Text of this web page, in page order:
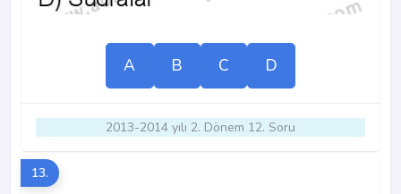
A B C D
2013-2014 yılı 2. Dönem 12. Soru
13.